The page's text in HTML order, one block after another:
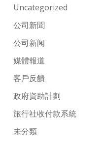
Uncategorized
公司新聞
公司新闻
媒體報道
客戶反饋
政府資助計劃
旅行社收付款系統
未分類